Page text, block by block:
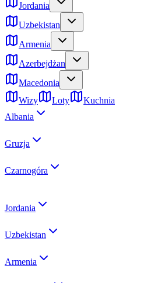
Jordania
Uzbekistan
Armenia
Azerbejdżan
Macedonia
Wizy
Loty
Kuchnia
Albania
Gruzja
Czarnogóra
Jordania
Uzbekistan
Armenia